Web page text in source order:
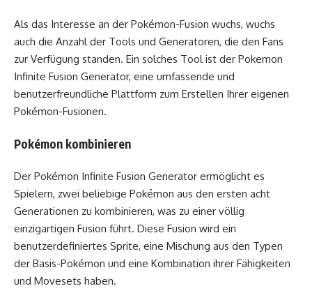
Als das Interesse an der Pokémon-Fusion wuchs, wuchs
auch die Anzahl der Tools und Generatoren, die den Fans
zur Verfügung standen. Ein solches Tool ist der Pokemon
Infinite Fusion Generator, eine umfassende und
benutzerfreundliche Plattform zum Erstellen Ihrer eigenen
Pokémon-Fusionen.
Pokémon kombinieren
Der Pokémon Infinite Fusion Generator ermöglicht es
Spielern, zwei beliebige Pokémon aus den ersten acht
Generationen zu kombinieren, was zu einer völlig
einzigartigen Fusion führt. Diese Fusion wird ein
benutzerdefiniertes Sprite, eine Mischung aus den Typen
der Basis-Pokémon und eine Kombination ihrer Fähigkeiten
und Movesets haben.